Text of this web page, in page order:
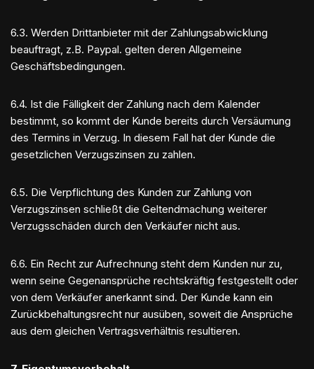
6.3. Werden Drittanbieter mit der Zahlungsabwicklung
beauftragt, z.B. Paypal. gelten deren Allgemeine
Geschäftsbedingungen.
6.4. Ist die Fälligkeit der Zahlung nach dem Kalender
bestimmt, so kommt der Kunde bereits durch Versäumung
des Termins in Verzug. In diesem Fall hat der Kunde die
gesetzlichen Verzugszinsen zu zahlen.
6.5. Die Verpflichtung des Kunden zur Zahlung von
Verzugszinsen schließt die Geltendmachung weiterer
Verzugsschäden durch den Verkäufer nicht aus.
6.6. Ein Recht zur Aufrechnung steht dem Kunden nur zu,
wenn seine Gegenansprüche rechtskräftig festgestellt oder
von dem Verkäufer anerkannt sind. Der Kunde kann ein
Zurückbehaltungsrecht nur ausüben, soweit die Ansprüche
aus dem gleichen Vertragsverhältnis resultieren.